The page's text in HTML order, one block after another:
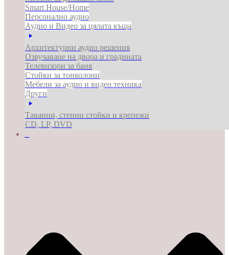
Smart House/Home
Персонално аудио
Аудио и Видео за цялата къща
Архитектурни аудио решения
Озвучаване на двора и градината
Телевизори за баня
Стойки за тонколони
Мебели за аудио и видео техника
Други
Таванни, стенни стойки и крепежи
CD, LP, DVD